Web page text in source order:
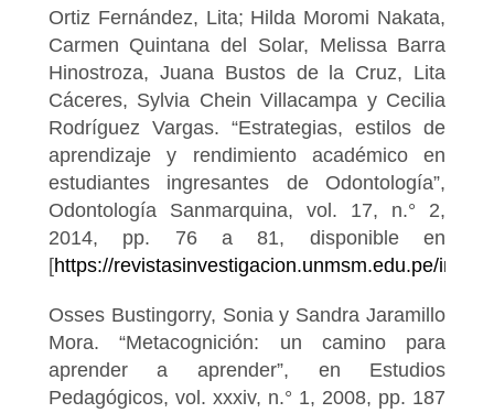
Ortiz Fernández, Lita; Hilda Moromi Nakata,
Carmen Quintana del Solar, Melissa Barra
Hinostroza, Juana Bustos de la Cruz, Lita
Cáceres, Sylvia Chein Villacampa y Cecilia
Rodríguez Vargas. “Estrategias, estilos de
aprendizaje y rendimiento académico en
estudiantes ingresantes de Odontología”,
Odontología Sanmarquina, vol. 17, n.° 2,
2014, pp. 76 a 81, disponible en
[https://revistasinvestigacion.unmsm.edu.pe/
Osses Bustingorry, Sonia y Sandra Jaramillo
Mora. “Metacognición: un camino para
aprender a aprender”, en Estudios
Pedagógicos, vol. xxxiv, n.° 1, 2008, pp. 187